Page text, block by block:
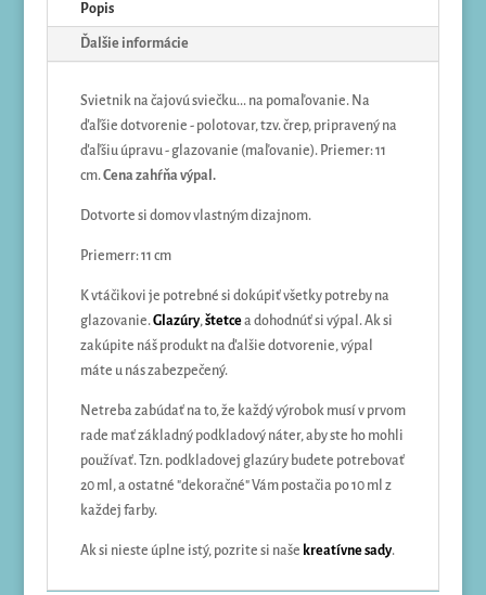
Popis
Ďalšie informácie
Svietnik na čajovú sviečku... na pomaľovanie. Na
ďaľšie dotvorenie - polotovar, tzv. črep, pripravený na
ďaľšiu úpravu - glazovanie (maľovanie). Priemer: 11
cm.Cena zahŕňa výpal.
Dotvorte si domov vlastným dizajnom.
Priemerr: 11 cm
K vtáčikovi je potrebné si dokúpiť všetky potreby na
glazovanie.Glazúry,štetcea dohodnúť si výpal. Ak si
zakúpite náš produkt na ďalšie dotvorenie, výpal
máte u nás zabezpečený.
Netreba zabúdať na to, že každý výrobok musí v prvom
rade mať základný podkladový náter, aby ste ho mohli
používať. Tzn. podkladovej glazúry budete potrebovať
20 ml, a ostatné "dekoračné" Vám postačia po 10 ml z
každej farby.
Ak si nieste úplne istý, pozrite si naše kreatívne sady.